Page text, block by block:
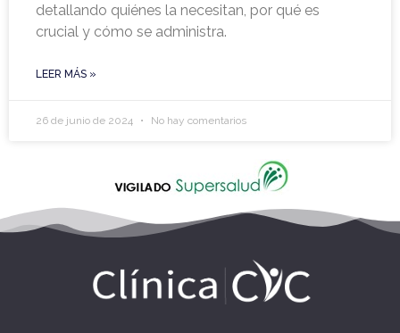
detallando quiénes la necesitan, por qué es
crucial y cómo se administra.
LEER MÁS »
26 de junio de 2024 No hay comentarios